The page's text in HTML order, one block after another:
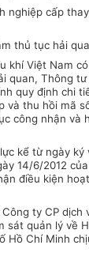
nghiệp cấp
thủ tục hải
khí Việt Nam
quan, Thông tư
quy định chi
và thu hồi mã
công nhận và
kể từ ngày
14/6/2012
điều kiện
Công ty CP dịch
sát quản lý về
Hồ Chí Minh